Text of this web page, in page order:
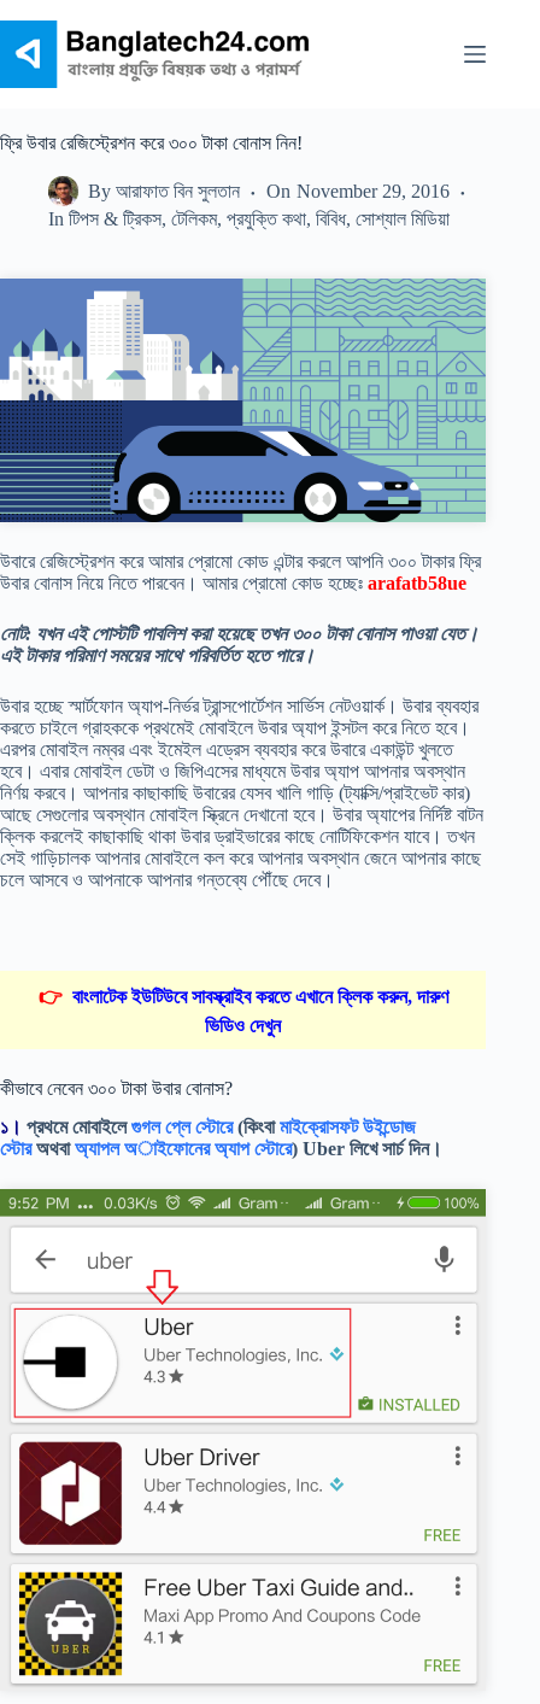
content
ফ্রি উবার রেজিস্ট্রেশন করে ৩০০ টাকা বোনাস নিন!
By আরাফাত বিন সুলতান On November 29, 2016
In টিপস & ট্রিকস,টেলিকম,প্রযুক্তি কথা,বিবিধ,সোশ্যাল মিডিয়া
উবারে রেজিস্ট্রেশন করে আমার প্রোমো কোড এন্টার করলে আপনি ৩০০ টাকার ফ্রি
উবার বোনাস নিয়ে নিতে পারবেন। আমার প্রোমো কোড হচ্ছেঃ arafatb58ue
নোট: যখন এই পোস্টটি পাবলিশ করা হয়েছে তখন ৩০০ টাকা বোনাস পাওয়া যেত।
এই টাকার পরিমাণ সময়ের সাথে পরিবর্তিত হতে পারে।
উবার হচ্ছে স্মার্টফোন অ্যাপ-নির্ভর ট্রান্সপোর্টেশন সার্ভিস নেটওয়ার্ক। উবার ব্যবহার
করতে চাইলে গ্রাহককে প্রথমেই মোবাইলে উবার অ্যাপ ইন্সটল করে নিতে হবে।
এরপর মোবাইল নম্বর এবং ইমেইল এড্রেস ব্যবহার করে উবারে একাউন্ট খুলতে
হবে। এবার মোবাইল ডেটা ও জিপিএসের মাধ্যমে উবার অ্যাপ আপনার অবস্থান
নির্ণয় করবে। আপনার কাছাকাছি উবারের যেসব খালি গাড়ি (ট্যাক্সি/প্রাইভেট কার)
আছে সেগুলোর অবস্থান মোবাইল স্ক্রিনে দেখানো হবে। উবার অ্যাপের নির্দিষ্ট বাটন
ক্লিক করলেই কাছাকাছি থাকা উবার ড্রাইভারের কাছে নোটিফিকেশন যাবে। তখন
সেই গাড়িচালক আপনার মোবাইলে কল করে আপনার অবস্থান জেনে আপনার কাছে
চলে আসবে ও আপনাকে আপনার গন্তব্যে পৌঁছে দেবে।
👉 বাংলাটেক ইউটিউবে সাবস্ক্রাইব করতে এখানে ক্লিক করুন, দারুণ
ভিডিও দেখুন
কীভাবে নেবেন ৩০০ টাকা উবার বোনাস?
১। প্রথমে মোবাইলেগুগল প্লে স্টোরে(কিংবামাইক্রোসফট উইন্ডোজ
স্টোরঅথবাঅ্যাপল অাইফোনের অ্যাপ স্টোরে) Uber লিখে সার্চ দিন।